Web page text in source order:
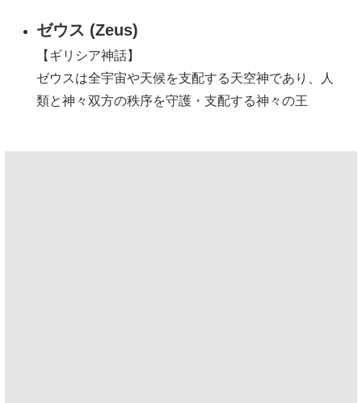
ゼウス (Zeus)
【ギリシア神話】
ゼウスは全宇宙や天候を支配する天空神であり、人
類と神々双方の秩序を守護・支配する神々の王